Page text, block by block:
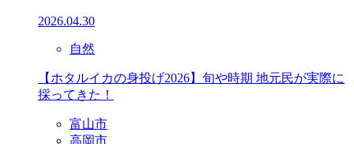
2026.04.30
自然
【ホタルイカの身投げ2026】旬や時期 地元民が実際に
採ってきた！
富山市
高岡市